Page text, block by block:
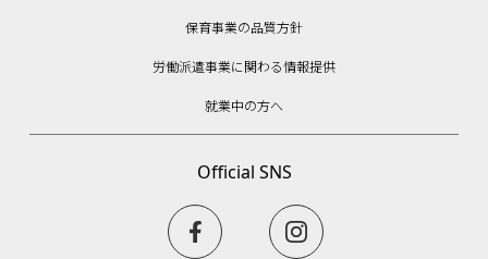
保育事業の品質方針
労働派遣事業に関わる情報提供
就業中の方へ
Official SNS